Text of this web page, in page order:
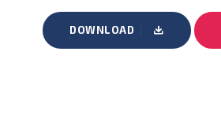
DOWNLOAD